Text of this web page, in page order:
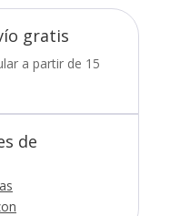
gratis
a partir de 15
de